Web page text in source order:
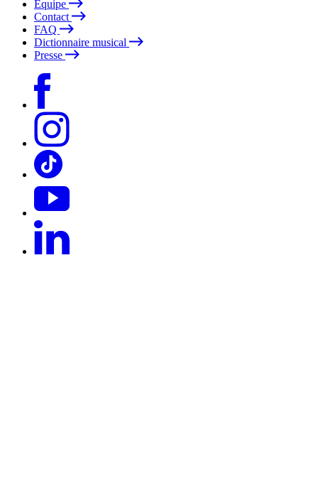
Équipe
Contact
FAQ
Dictionnaire musical
Presse